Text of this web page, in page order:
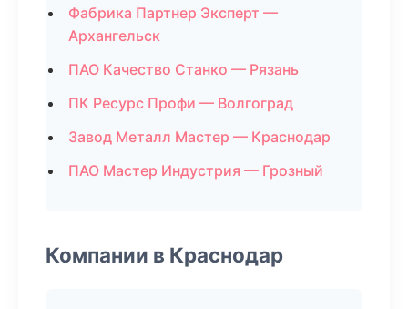
Фабрика Партнер Эксперт —
Архангельск
ПАО Качество Станко — Рязань
ПК Ресурс Профи — Волгоград
Завод Металл Мастер — Краснодар
ПАО Мастер Индустрия — Грозный
Компании в Краснодар